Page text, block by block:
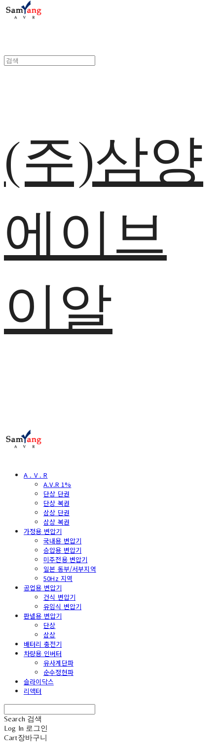
(주)삼양
에이브
이알
A . V . R
A.V.R 1%
단상 단권
단상 복권
삼상 단권
삼상 복권
가정용 변압기
국내용 변압기
승압용 변압기
미주전용 변압기
일본 동부/서부지역
50Hz 지역
공업용 변압기
건식 변압기
유입식 변압기
판넬용 변압기
단상
삼상
배터리 충전기
차량용 인버터
유사계단파
순수정현파
슬라이닥스
리액터
Search 검색
Log In 로그인
Cart장바구니